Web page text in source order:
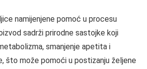
namijenjene pomoć u procesu
sadrži prirodne sastojke koji
smanjenje apetita i
što može pomoći u postizanju željene